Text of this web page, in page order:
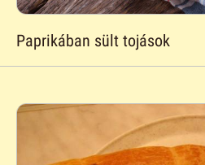
Paprikában sült tojások